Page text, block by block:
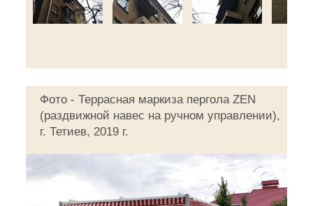
Фото - Террасная маркиза пергола ZEN
(раздвижной навес на ручном управлении),
г. Тетиев, 2019 г.